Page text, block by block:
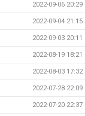
2022-09-06 20:29
2022-09-04 21:15
2022-09-03 20:11
2022-08-19 18:21
2022-08-03 17:32
2022-07-28 22:09
2022-07-20 22:37